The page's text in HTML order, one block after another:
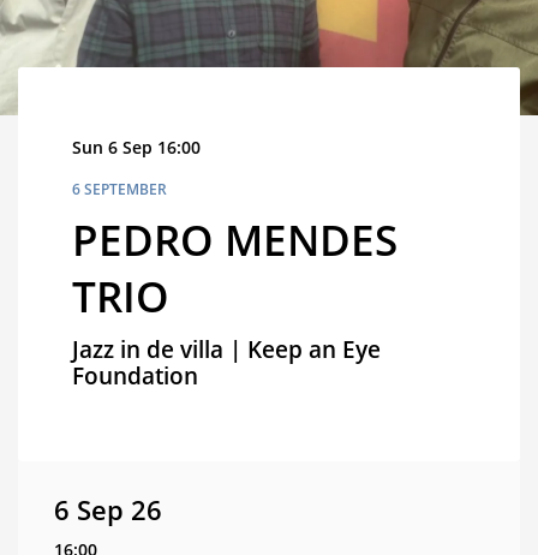
PEDRO MENDES
TRIO
Jazz in de villa | Keep an Eye
Foundation
6 SEPTEMBER
Sun 6 Sep 16:00
6 Sep 26
16:00